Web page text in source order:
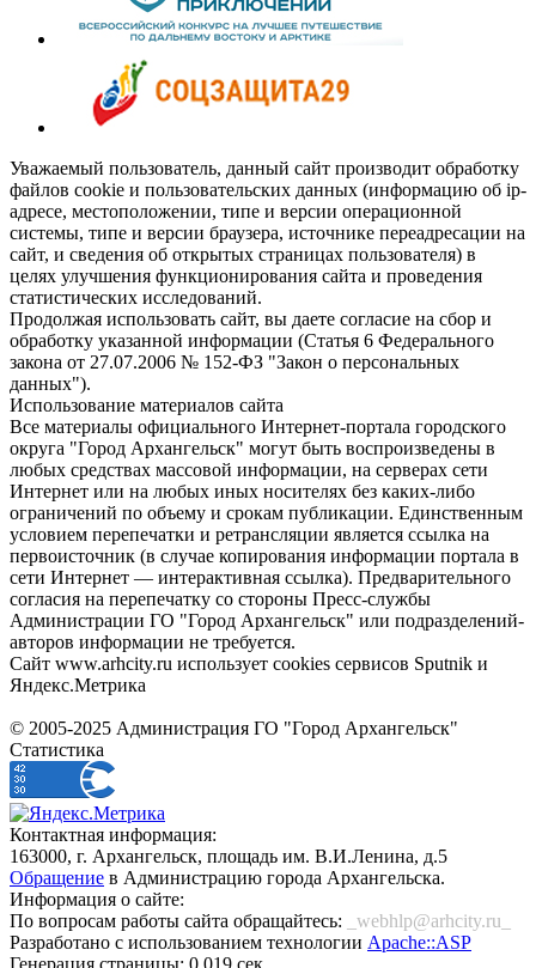
Уважаемый пользователь, данный сайт производит обработку
файлов cookie и пользовательских данных (информацию об ip-
адресе, местоположении, типе и версии операционной
системы, типе и версии браузера, источнике переадресации на
сайт, и сведения об открытых страницах пользователя) в
целях улучшения функционирования сайта и проведения
статистических исследований.
Продолжая использовать сайт, вы даете согласие на сбор и
обработку указанной информации (Статья 6 Федерального
закона от 27.07.2006 № 152-ФЗ "Закон о персональных
данных").
Использование материалов сайта
Все материалы официального Интернет-портала городского
округа "Город Архангельск" могут быть воспроизведены в
любых средствах массовой информации, на серверах сети
Интернет или на любых иных носителях без каких-либо
ограничений по объему и срокам публикации. Единственным
условием перепечатки и ретрансляции является ссылка на
первоисточник (в случае копирования информации портала в
сети Интернет — интерактивная ссылка). Предварительного
согласия на перепечатку со стороны Пресс-службы
Администрации ГО "Город Архангельск" или подразделений-
авторов информации не требуется.
Сайт www.arhcity.ru использует cookies сервисов Sputnik и
Яндекс.Метрика
© 2005-2025 Администрация ГО "Город Архангельск"
Статистика
Контактная информация:
163000, г. Архангельск, площадь им. В.И.Ленина, д.5
Обращение в Администрацию города Архангельска.
Информация о сайте:
По вопросам работы сайта обращайтесь:
_webhlp@arhcity.ru_
Разработано с использованием технологии Apache::ASP
Генерация страницы: 0.019 сек.